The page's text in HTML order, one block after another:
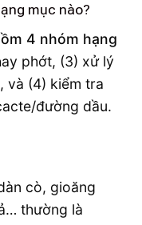
mục nào?
4 nhóm hạng
phớt, (3) xử lý
và (4) kiểm tra
đường dầu.
cò, gioăng
thường là